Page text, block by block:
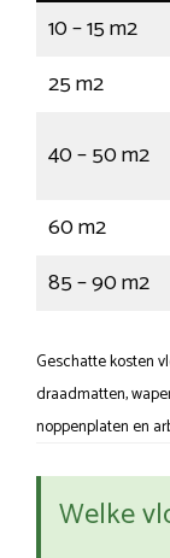
10 – 15 m2
25 m2
40 – 50 m2
60 m2
85 – 90 m2
Geschatte kosten
draadmatten,
noppenplaten en
Welke